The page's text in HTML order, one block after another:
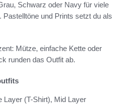
Schwarz oder Navy für viele
und Prints setzt du als
Mütze, einfache Kette oder
runden das Outfit ab.
Layer (T-Shirt), Mid Layer